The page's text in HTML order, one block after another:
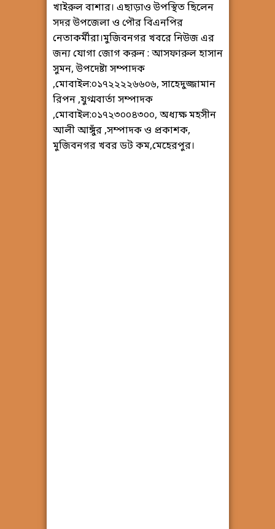
খাইরুল বাশার। এছাড়াও উপস্থিত ছিলেন
সদর উপজেলা ও পৌর বিএনপির
নেতাকর্মীরা।মুজিবনগর খবরে নিউজ এর
জন্য যোগা জোগ করুন : আসফারুল হাসান
সুমন, উপদেষ্টা সম্পাদক
,মোবাইল:০১৭২২২২৬৬০৬, সাহেদুজ্জামান
রিপন ,যুগ্মবার্তা সম্পাদক
,মোবাইল:০১৭২৩০০৪৩০০, অধ্যক্ষ মহসীন
আলী আঙ্গুঁর ,সম্পাদক ও প্রকাশক,
মুজিবনগর খবর ডট কম,মেহেরপুর।